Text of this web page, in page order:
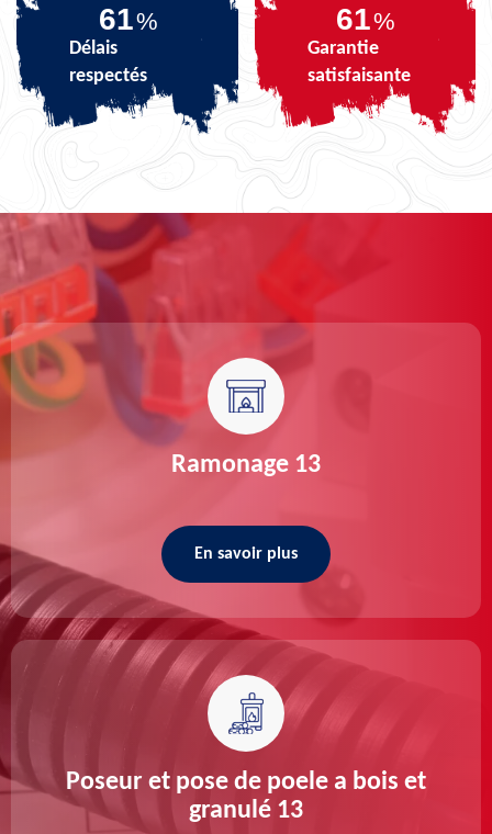
74%
Délais
respectés
74%
Garantie
satisfaisante
Ramonage 13
En savoir plus
Poseur et pose de poele a bois et
granulé 13